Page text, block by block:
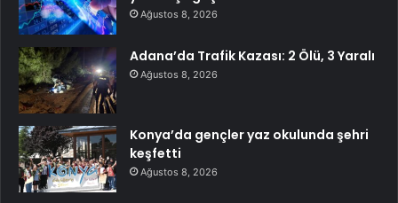
Ağustos 8, 2026
Adana’da Trafik Kazası: 2 Ölü, 3 Yaralı
Ağustos 8, 2026
Konya’da gençler yaz okulunda şehri
keşfetti
Ağustos 8, 2026